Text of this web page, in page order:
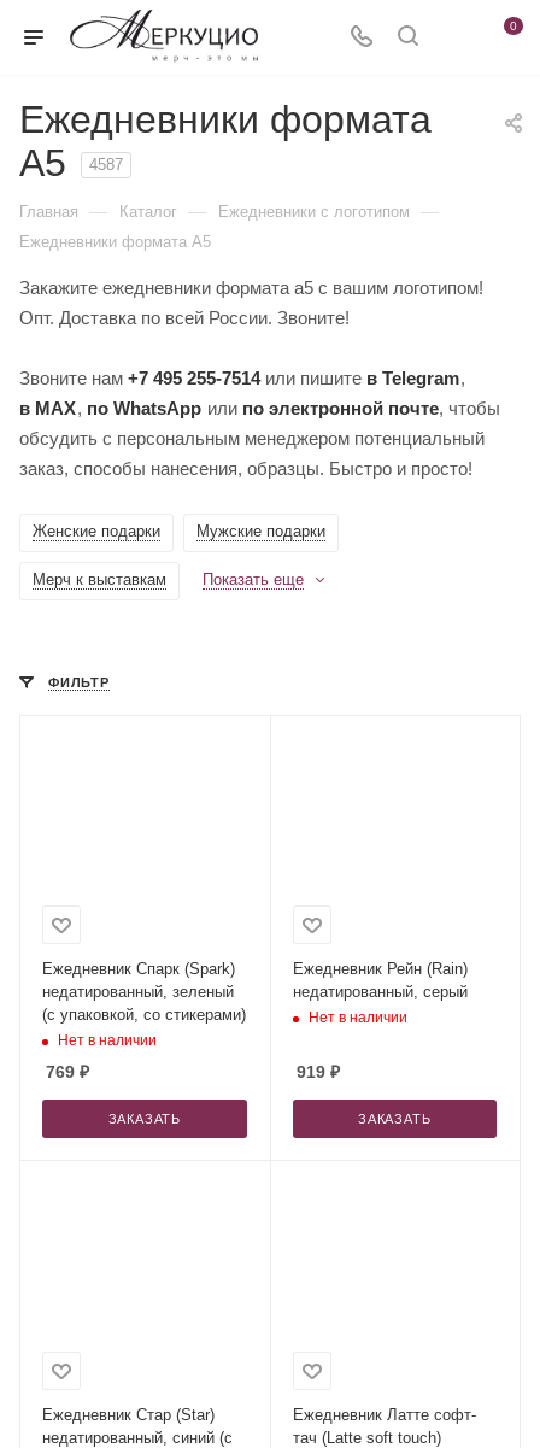
0
Ежедневники формата
А5
4587
Главная — Каталог — Ежедневники c логотипом —
Ежедневники формата А5
Закажите ежедневники формата а5 с вашим логотипом!
Опт. Доставка по всей России. Звоните!
Звоните нам +7 495 255-7514или пишите в Telegram,
в MAX, по WhatsApp или по электронной почте, чтобы
обсудить с персональным менеджером потенциальный
заказ, способы нанесения, образцы. Быстро и просто!
Женские подарки Мужские подарки
Мерч к выставкам Показать еще
ФИЛЬТР
Ежедневник Спарк (Spark)
недатированный, зеленый
(с упаковкой, со стикерами)
Нет в наличии
769 ₽
ЗАКАЗАТЬ
Ежедневник Рейн (Rain)
недатированный, серый
Нет в наличии
919₽
ЗАКАЗАТЬ
Ежедневник Стар (Star)
недатированный, синий (с
Ежедневник Латте софт-
тач (Latte soft touch)